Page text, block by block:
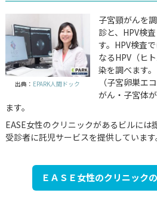
出典： EPARK人間ドック
子宮頸がんを
診と、HPV検
す。HPV検査
なるHPV（ヒ
染を調べます
（子宮卵巣エ
がん・子宮体
ます。
EASE女性のクリニックがあるビルには
受診者に託児サービスを提供しています
ＥＡＳＥ女性のクリニック